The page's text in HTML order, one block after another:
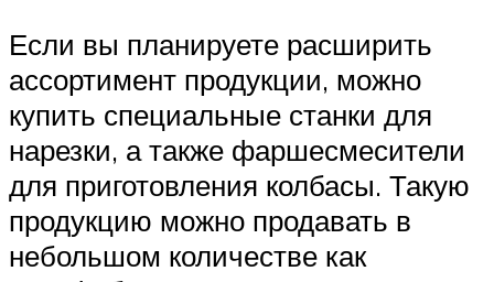
Если вы планируете расширить
ассортимент продукции, можно
купить специальные станки для
нарезки, а также фаршесмесители
для приготовления колбасы. Такую
продукцию можно продавать в
небольшом количестве как